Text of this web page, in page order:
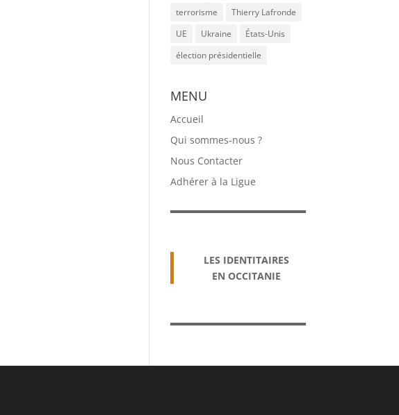
terrorisme
Thierry Lafronde
UE
Ukraine
États-Unis
élection présidentielle
MENU
Accueil
Qui sommes-nous ?
Nous Contacter
Adhérer à la Ligue
LES IDENTITAIRES
EN OCCITANIE